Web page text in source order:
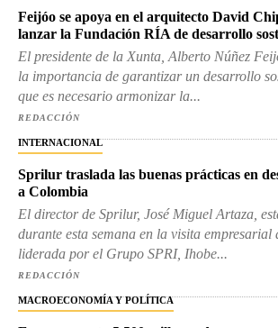
Feijóo se apoya en el arquitecto David
lanzar la Fundación RÍA de desarrollo
El presidente de la Xunta, Alberto Núñez
la importancia de garantizar un desarrollo
que es necesario armonizar la...
REDACCIÓN
INTERNACIONAL
Sprilur traslada las buenas prácticas en
a Colombia
El director de Sprilur, José Miguel Artaza,
durante esta semana en la visita empresarial
liderada por el Grupo SPRI, Ihobe...
REDACCIÓN
MACROECONOMÍA Y POLÍTICA